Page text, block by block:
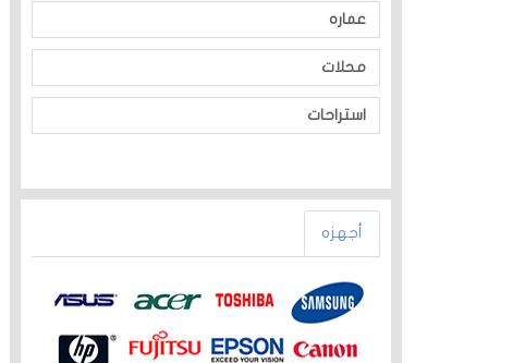
عماره
محلات
استراحات
أجهزه